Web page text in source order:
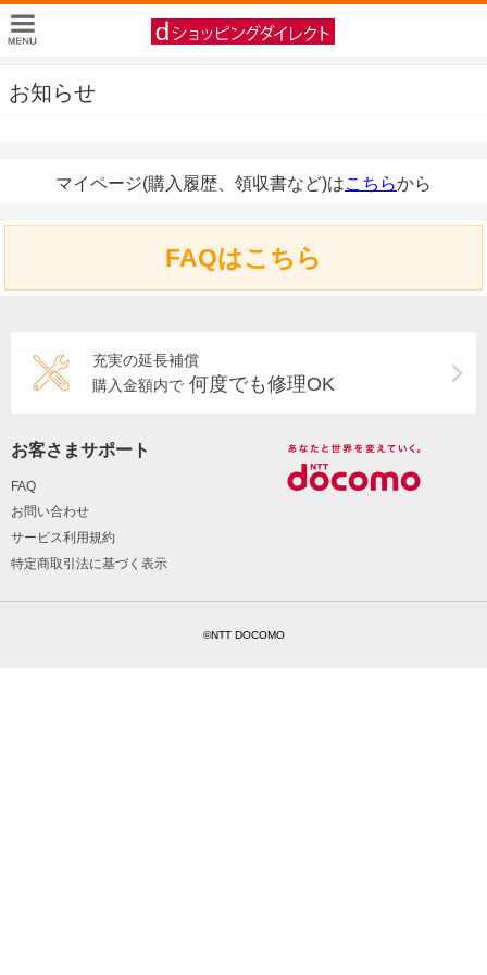
お知らせ
マイページ(購入履歴、領収書など)はこちらから
FAQはこちら
充実の延長補償
購入金額内で 何度でも修理OK
お客さまサポート
FAQ
お問い合わせ
サービス利用規約
特定商取引法に基づく表示
©NTT DOCOMO